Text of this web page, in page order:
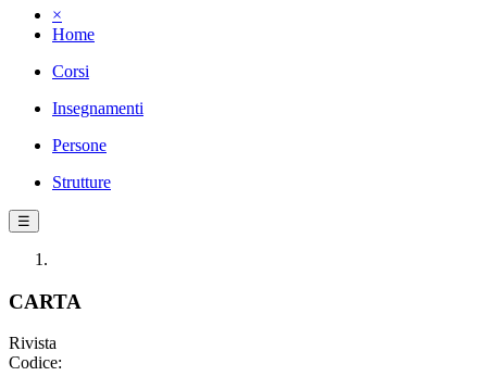
×
Home
Corsi
Insegnamenti
Persone
Strutture
☰
CARTA
Rivista
Codice: